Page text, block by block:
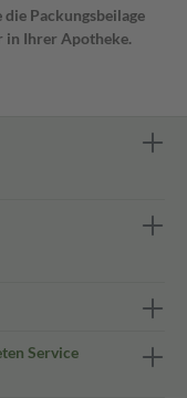
Packungsbeilage
in Ihrer Apotheke.
Service